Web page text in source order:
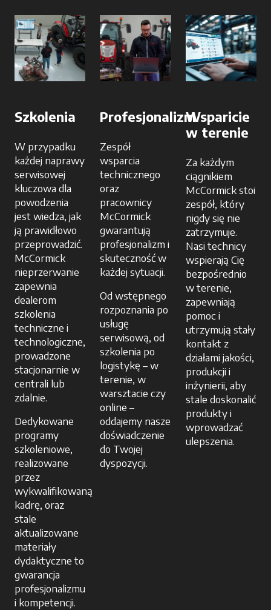
Szkolenia
W przypadku
każdej naprawy
serwisowej
kluczowa dla
powodzenia
jest wiedza, jak
ją prawidłowo
przeprowadzić.
McCormick
nieprzerwanie
zapewnia
dealerom
szkolenia
techniczne i
technologiczne,
prowadzone
stacjonarnie w
centrali lub
zdalnie.
Dedykowane
programy
szkoleniowe,
realizowane
przez
wykwalifikowaną
kadrę, oraz
stale
aktualizowane
materiały
dydaktyczne to
gwarancja
profesjonalizmu
i kompetencji.
Profesjonalizm
Zespół
wsparcia
technicznego
oraz
pracownicy
McCormick
gwarantują
profesjonalizm i
skuteczność w
każdej sytuacji.
Od wstępnego
rozpoznania po
usługę
serwisową, od
szkolenia po
logistykę – w
terenie, w
warsztacie czy
online –
oddajemy nasze
doświadczenie
do Twojej
dyspozycji.
Wsparicie
w terenie
Za każdym
ciągnikiem
McCormick stoi
zespół, który
nigdy się nie
zatrzymuje.
Nasi technicy
wspierają Cię
bezpośrednio
w terenie,
zapewniają
pomoc i
utrzymują stały
kontakt z
działami jakości,
produkcji i
inżynierii, aby
stale doskonalić
produkty i
wprowadzać
ulepszenia.